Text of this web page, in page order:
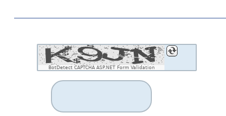
BotDetect CAPTCHA ASP.NET Form Validation